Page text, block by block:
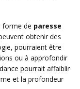
forme de paresse
obtenir des
pourraient être
ou à approfondir
pourrait affaiblir
et la profondeur